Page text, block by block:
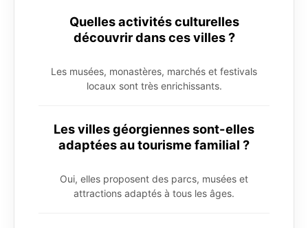
Quelles activités culturelles
découvrir dans ces villes ?
Les musées, monastères, marchés et festivals
locaux sont très enrichissants.
Les villes géorgiennes sont-elles
adaptées au tourisme familial ?
Oui, elles proposent des parcs, musées et
attractions adaptés à tous les âges.